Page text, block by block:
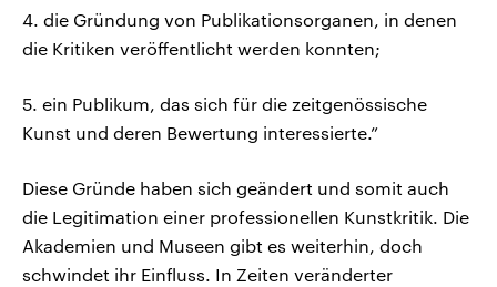
4. die Gründung von Publikationsorganen, in denen
die Kritiken veröffentlicht werden konnten;
5. ein Publikum, das sich für die zeitgenössische
Kunst und deren Bewertung interessierte.”
Diese Gründe haben sich geändert und somit auch
die Legitimation einer professionellen Kunstkritik. Die
Akademien und Museen gibt es weiterhin, doch
schwindet ihr Einfluss. In Zeiten veränderter